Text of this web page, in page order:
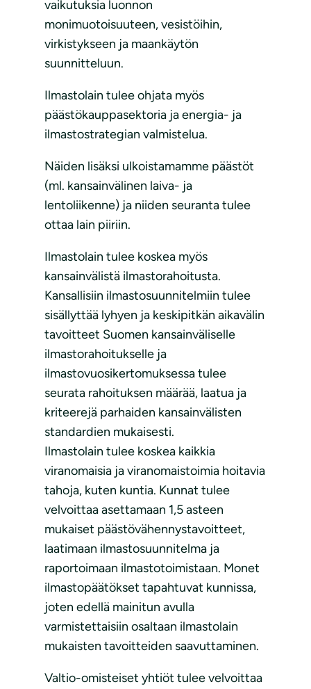
vaikutuksia luonnon
monimuotoisuuteen, vesistöihin,
virkistykseen ja maankäytön
suunnitteluun.
Ilmastolain tulee ohjata myös
päästökauppasektoria ja energia- ja
ilmastostrategian valmistelua.
Näiden lisäksi ulkoistamamme päästöt
(ml. kansainvälinen laiva- ja
lentoliikenne) ja niiden seuranta tulee
ottaa lain piiriin.
Ilmastolain tulee koskea myös
kansainvälistä ilmastorahoitusta.
Kansallisiin ilmastosuunnitelmiin tulee
sisällyttää lyhyen ja keskipitkän aikavälin
tavoitteet Suomen kansainväliselle
ilmastorahoitukselle ja
ilmastovuosikertomuksessa tulee
seurata rahoituksen määrää, laatua ja
kriteerejä parhaiden kansainvälisten
standardien mukaisesti.
Ilmastolain tulee koskea kaikkia
viranomaisia ja viranomaistoimia hoitavia
tahoja, kuten kuntia. Kunnat tulee
velvoittaa asettamaan 1,5 asteen
mukaiset päästövähennystavoitteet,
laatimaan ilmastosuunnitelma ja
raportoimaan ilmastotoimistaan. Monet
ilmastopäätökset tapahtuvat kunnissa,
joten edellä mainitun avulla
varmistettaisiin osaltaan ilmastolain
mukaisten tavoitteiden saavuttaminen.
Valtio-omisteiset yhtiöt tulee velvoittaa